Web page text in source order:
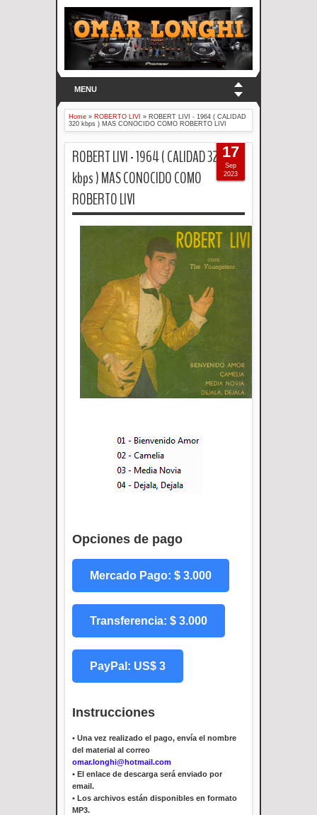
MENU
Home » ROBERTO LIVI » ROBERT LIVI - 1964 ( CALIDAD
320 kbps ) MAS CONOCIDO COMO ROBERTO LIVI
ROBERT LIVI - 1964 ( CALIDAD 320
kbps ) MAS CONOCIDO COMO
ROBERTO LIVI
Opciones de pago
Mercado Pago: $ 3.000
Transferencia: $ 3.000
PayPal: US$ 3
Instrucciones
• Una vez realizado el pago, envía el nombre
del material al correo
omar.longhi@hotmail.com
• El enlace de descarga será enviado por
email.
• Los archivos están disponibles en formato
MP3.
17
Sep
2023